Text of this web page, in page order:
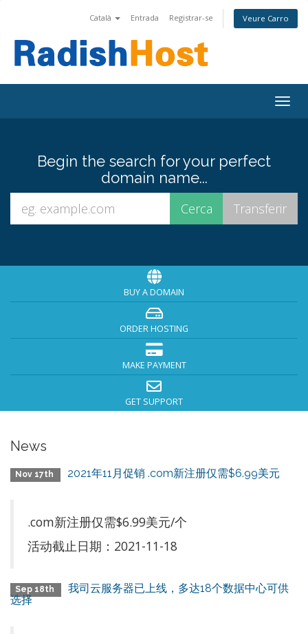
Català Entrada Registrar-se Veure Carro
Begin the search for your perfect
domain name...
BUY A DOMAIN
ORDER HOSTING
MAKE PAYMENT
GET SUPPORT
News
Nov 17th 2021年11月促销 .com新注册仅需$6.99美元
.com新注册仅需$6.99美元/个
活动截止日期：2021-11-18
Sep 18th
我司云服务器已上线，多达18个数据中心可供
选择